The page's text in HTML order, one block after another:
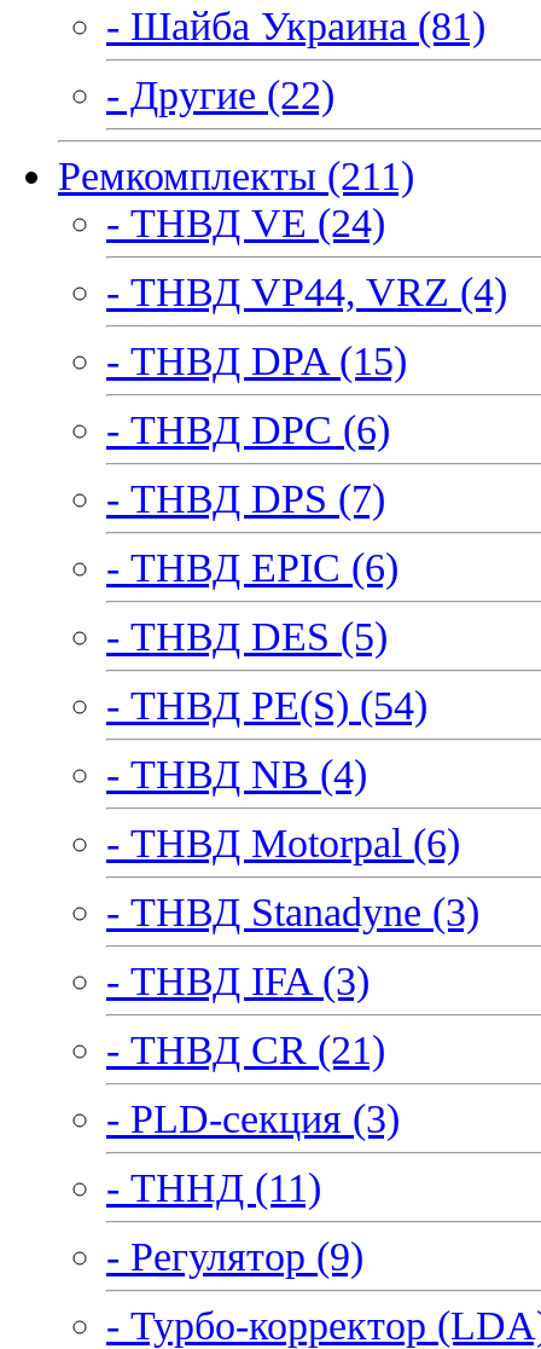
- Шайба Украина (81)
- Другие (22)
Ремкомплекты (211)
- ТНВД VE (24)
- ТНВД VP44, VRZ (4)
- ТНВД DPA (15)
- ТНВД DPC (6)
- ТНВД DPS (7)
- ТНВД EPIC (6)
- ТНВД DES (5)
- ТНВД PE(S) (54)
- ТНВД NB (4)
- ТНВД Motorpal (6)
- ТНВД Stanadyne (3)
- ТНВД IFA (3)
- ТНВД CR (21)
- PLD-секция (3)
- ТННД (11)
- Регулятор (9)
- Турбо-корректор